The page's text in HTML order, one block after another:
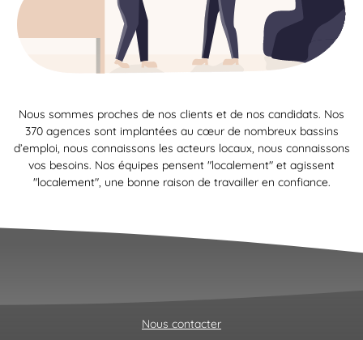
Nous sommes proches de nos clients et de nos candidats. Nos
370 agences sont implantées au cœur de nombreux bassins
d’emploi, nous connaissons les acteurs locaux, nous connaissons
vos besoins. Nos équipes pensent "localement" et agissent
"localement", une bonne raison de travailler en confiance.
Nous contacter